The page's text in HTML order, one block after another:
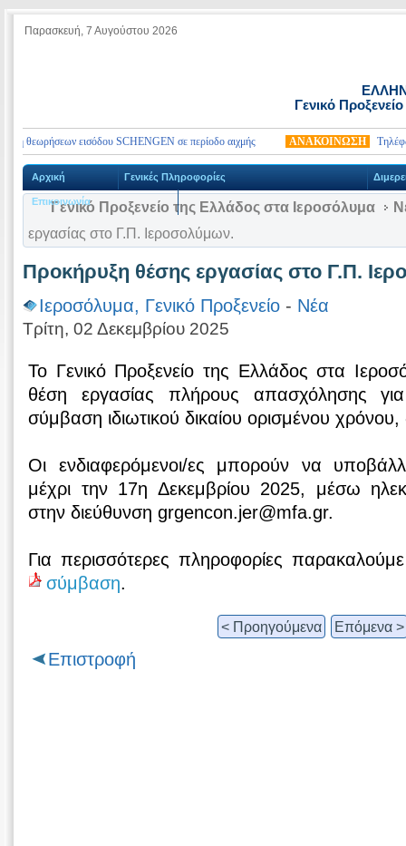
Παρασκευή, 7 Αυγούστου 2026
Γενικό
θεωρήσεων εισόδου SCHENGEN σε περίοδο αιχμής ΑΝΑΚΟΙΝΩΣΗ Τηλέφωνα
Αρχική Γενικές Πληροφορίες
Επικοινωνία
Γενικό Προξενείο της Ελλάδος στα Ιεροσόλυμα
εργασίας στο Γ.Π. Ιεροσολύμων.
Προκήρυξη θέσης εργασίας στο Γ.Π.
Ιεροσόλυμα, Γενικό Προξενείο - Νέα
Τρίτη, 02 Δεκεμβρίου 2025
Το Γενικό Προξενείο της Ελλάδος στα
θέση εργασίας πλήρους απασχόλησης
σύμβαση ιδιωτικού δικαίου ορισμένου χρόνου,
Οι ενδιαφερόμενοι/ες μπορούν να
μέχρι την 17η Δεκεμβρίου 2025, μέσω
στην διεύθυνση grgencon.jer@mfa.gr.
Για περισσότερες πληροφορίες
σύμβαση.
< Προηγούμενα Επόμενα >
Επιστροφή